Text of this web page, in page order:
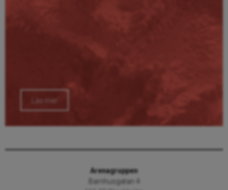
Läs mer
Arenagruppen
Barnhusgatan 4